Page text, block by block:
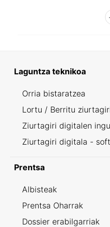
Laguntza teknikoa
Orria bistaratzea
Lortu / Berritu
Ziurtagiri digitalen
Ziurtagiri digitala -
Prentsa
Albisteak
Prentsa Oharrak
Dossier erabilgarriak